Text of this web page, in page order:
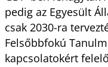
pedig az Egyesült
csak 2030-ra
Felsőbbfokú
kapcsolatokért